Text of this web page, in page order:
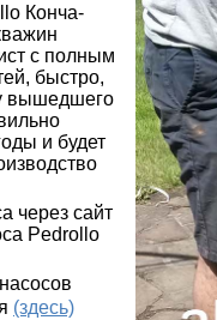
Конча-
с полным
быстро,
вышедшего
и будет
через сайт
Pedrollo
(здесь)